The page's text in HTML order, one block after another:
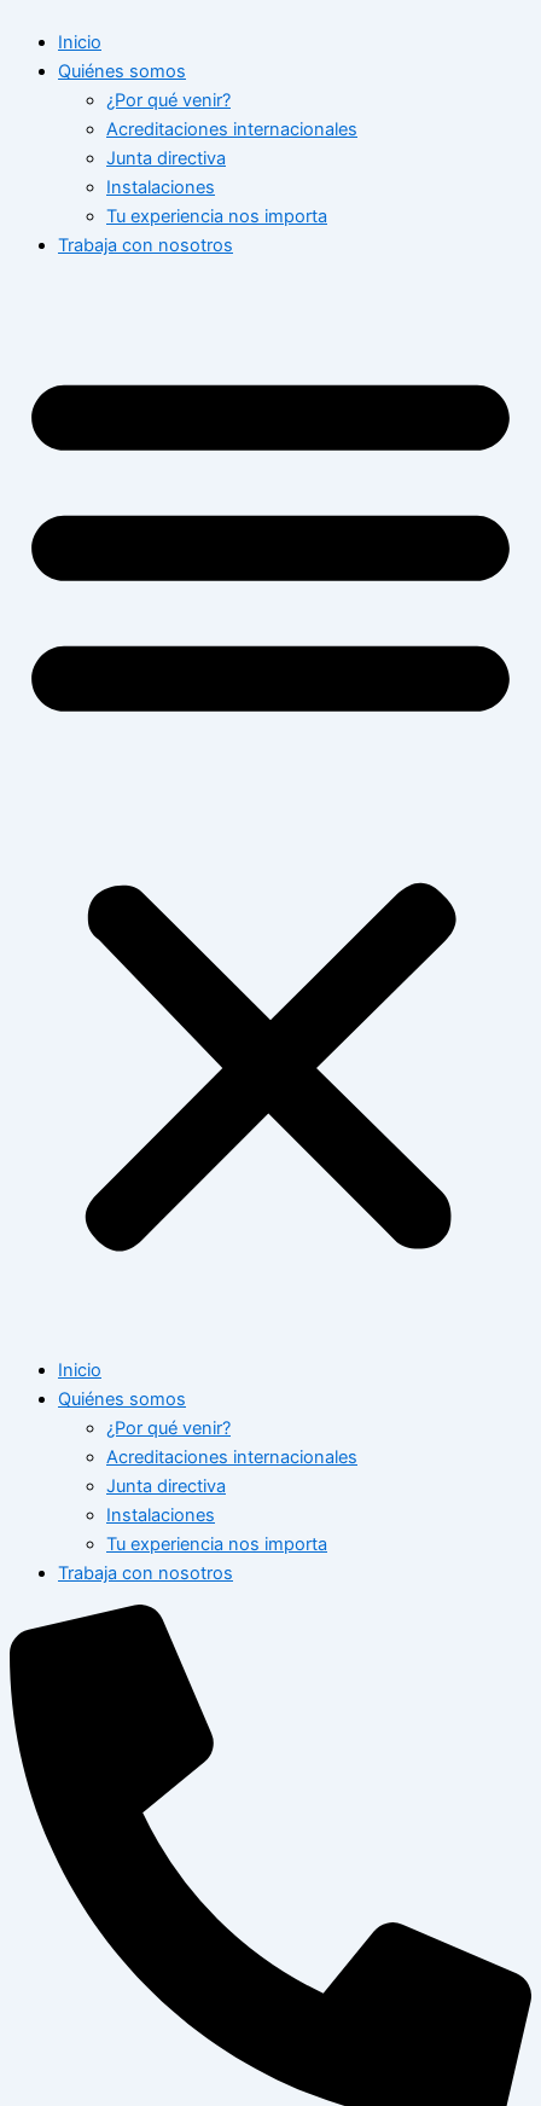
contenido
Inicio
Quiénes somos
¿Por qué venir?
Acreditaciones internacionales
Junta directiva
Instalaciones
Tu experiencia nos importa
Trabaja con nosotros
Inicio
Quiénes somos
¿Por qué venir?
Acreditaciones internacionales
Junta directiva
Instalaciones
Tu experiencia nos importa
Trabaja con nosotros